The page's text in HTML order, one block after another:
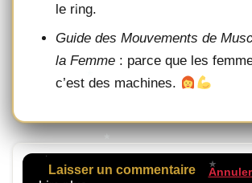
le ring.
Guide des Mouvements de
la Femme : parce que les
c’est des machines.
Laisser un commentaire